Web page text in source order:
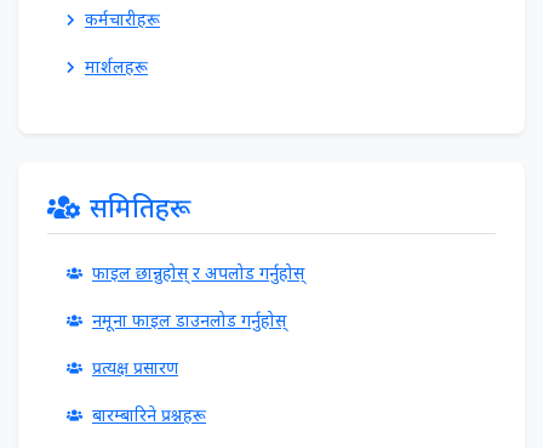
कर्मचारीहरू
मार्शलहरू
समितिहरू
फाइल छान्नुहोस् र अपलोड गर्नुहोस्
नमूना फाइल डाउनलोड गर्नुहोस्
प्रत्यक्ष प्रसारण
बारम्बारिने प्रश्नहरू